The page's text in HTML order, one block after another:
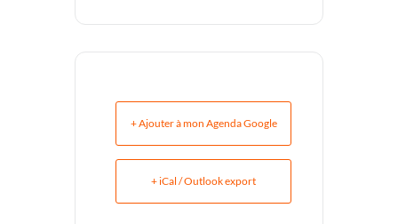
+ Ajouter à mon Agenda Google
+ iCal / Outlook export